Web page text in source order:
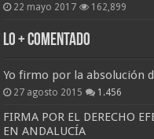
22 mayo 2017 162,899
Lo + Comentado
Yo firmo por la absolución
27 agosto 2015 1.456
FIRMA POR EL DERECHO
EN ANDALUCÍA